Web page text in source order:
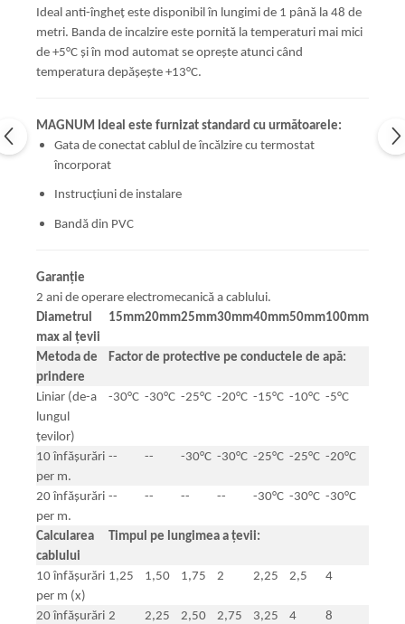
Ideal anti-îngheț este disponibil în lungimi de 1 până la 48 de
metri. Banda de incalzire este pornită la temperaturi mai mici
de +5°C și în mod automat se oprește atunci când
temperatura depășește +13°C.
MAGNUM Ideal este furnizat standard cu următoarele:
Gata de conectat cablul de încălzire cu termostat
încorporat
Instrucțiuni de instalare
Bandă din PVC
Garanţie
2 ani de operare electromecanică a cablului.
Diametrul
max al țevii
15mm20mm25mm30mm40mm50mm100mm
Metoda de
prindere
Factor de protective pe conductele de apă:
Liniar (de-a
lungul
țevilor)
-30°C -30°C -25°C -20°C -15°C -10°C -5°C
10 înfășurări
per m.
-- -- -30°C -30°C -25°C -25°C -20°C
20 înfășurări
per m.
-- -- -- -- -30°C -30°C -30°C
Calcularea
cablului
Timpul pe lungimea a țevii:
10 înfășurări
per m (x)
1,25 1,50 1,75 2 2,25 2,5 4
20 înfășurări 2 2,25 2,50 2,75 3,25 4 8